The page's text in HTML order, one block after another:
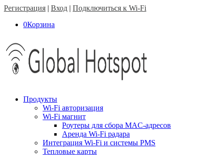
Регистрация | Вход | Подключиться к Wi-Fi
0Корзина
Продукты
Wi-Fi авторизация
Wi-Fi магнит
Роутеры для сбора MAC-адресов
Аренда Wi-Fi радара
Интеграция Wi-Fi и системы PMS
Тепловые карты